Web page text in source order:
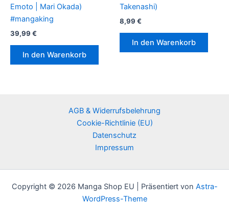
Emoto | Mari Okada)
#mangaking
39,99 €
In den Warenkorb
Takenashi)
8,99 €
In den Warenkorb
AGB & Widerrufsbelehrung
Cookie-Richtlinie (EU)
Datenschutz
Impressum
Copyright © 2026 Manga Shop EU | Präsentiert von Astra-
WordPress-Theme